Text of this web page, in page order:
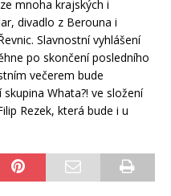
mnoha krajských i
divadlo z Berouna i
Slavnostní vyhlášení
po skončení posledního
večerem bude
Whata?! ve složení
Rezek, která bude i u